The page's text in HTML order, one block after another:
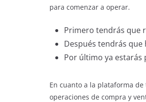
para comenzar a operar.
Primero tendrás que
Después tendrás
Por último ya
En cuanto a la plataforma
operaciones de compra y